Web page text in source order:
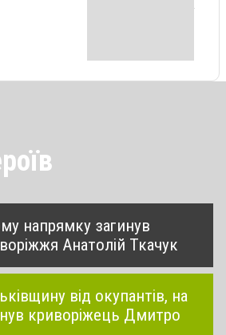
напрямку загинув
Анатолій Ткачук
від окупантів, на
криворіжець Дмитро